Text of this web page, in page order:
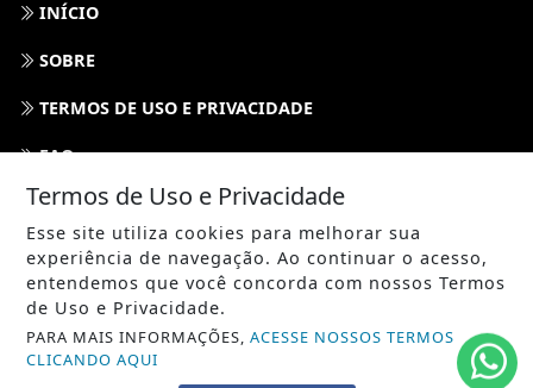
INÍCIO
SOBRE
TERMOS DE USO E PRIVACIDADE
FAQ
CONTATO
Termos de Uso e Privacidade
Esse site utiliza cookies para melhorar sua
experiência de navegação. Ao continuar o acesso,
entendemos que você concorda com nossos Termos
de Uso e Privacidade.
PARA MAIS INFORMAÇÕES,ACESSE NOSSOS TERMOS
CLICANDO AQUI